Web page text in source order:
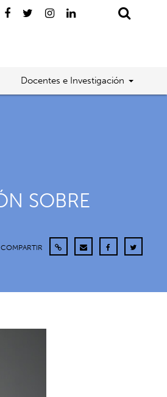
Docentes e Investigación
SOBRE
COMPARTIR